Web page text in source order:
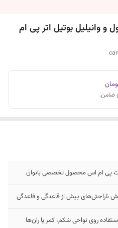
و وانیلیل بوتیل اتر پی ام
پی ام اس محصول تخصصی بانوان
ناراحتی‌های پیش از قاعدگی و قاعدگی
روی نواحی شکم، کمر یا ران‌ها